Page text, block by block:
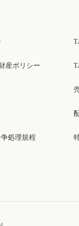
産ポリシー
処理規程